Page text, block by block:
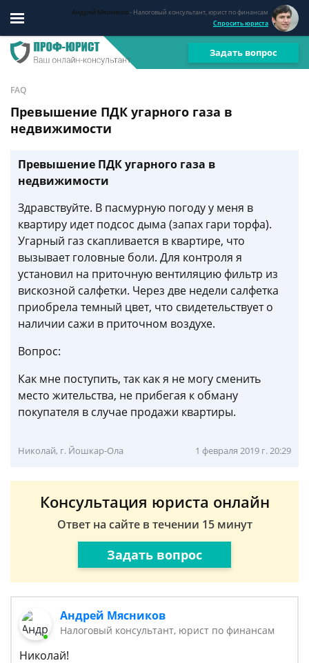
Андрей Мясников- Налоговый консультант, юрист по финансам
Спросить юриста
Задать вопрос
FAQ
Превышение ПДК угарного газа в
недвижимости
Превышение ПДК угарного газа в
недвижимости
Здравствуйте. В пасмурную погоду у меня в
квартиру идет подсос дыма (запах гари торфа).
Угарный газ скапливается в квартире, что
вызывает головные боли. Для контроля я
установил на приточную вентиляцию фильтр из
вискозной салфетки. Через две недели салфетка
приобрела темный цвет, что свидетельствует о
наличии сажи в приточном воздухе.
Вопрос:
Как мне поступить, так как я не могу сменить
место жительства, не прибегая к обману
покупателя в случае продажи квартиры.
Николай, г. Йошкар-Ола 1 февраля 2019 г. 20:29
Консультация юриста онлайн
Ответ на сайте в течении 15 минут
Задать вопрос
Андрей Мясников
Налоговый консультант, юрист по финансам
Николай!